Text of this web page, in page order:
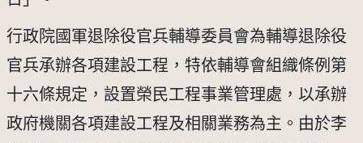
行政院國軍退除役官兵輔導委員會為輔導退除役
官兵承辦各項建設工程，特依輔導會組織條例第
十六條規定，設置榮民工程事業管理處，以承辦
政府機關各項建設工程及相關業務為主。由於李